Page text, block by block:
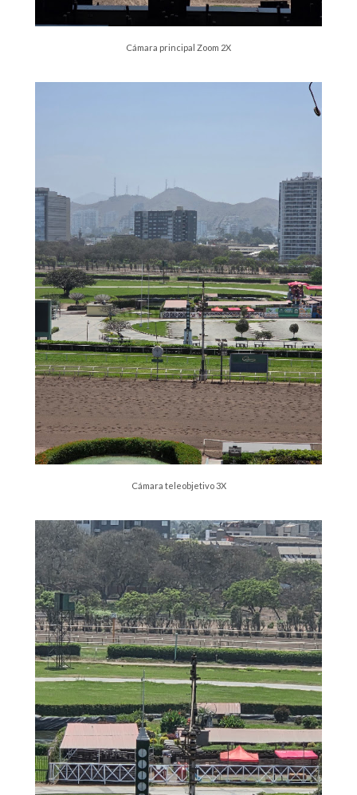
Cámara principal Zoom 2X
Cámara teleobjetivo 3X